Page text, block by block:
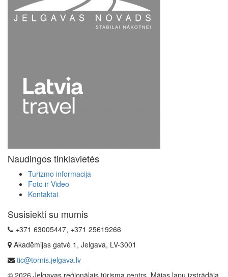
Naudingos tinklavietės
Turizmo informacija
Foto ir Video
Kontaktai
Susisiekti su mumis
+371 63005447, +371 25619266
Akadēmijas gatvė 1, Jelgava, LV-3001
tic@tornis.jelgava.lv
© 2026 Jelgavas reģionālais tūrisma centrs. Mājas lapu izstrādāja